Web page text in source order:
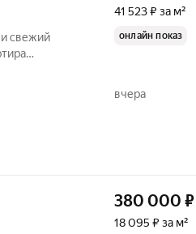
и свежий
15 кв.м.
41 523 ₽ за м²
онлайн показ
вчера
380 000 ₽
18 095 ₽ за м²